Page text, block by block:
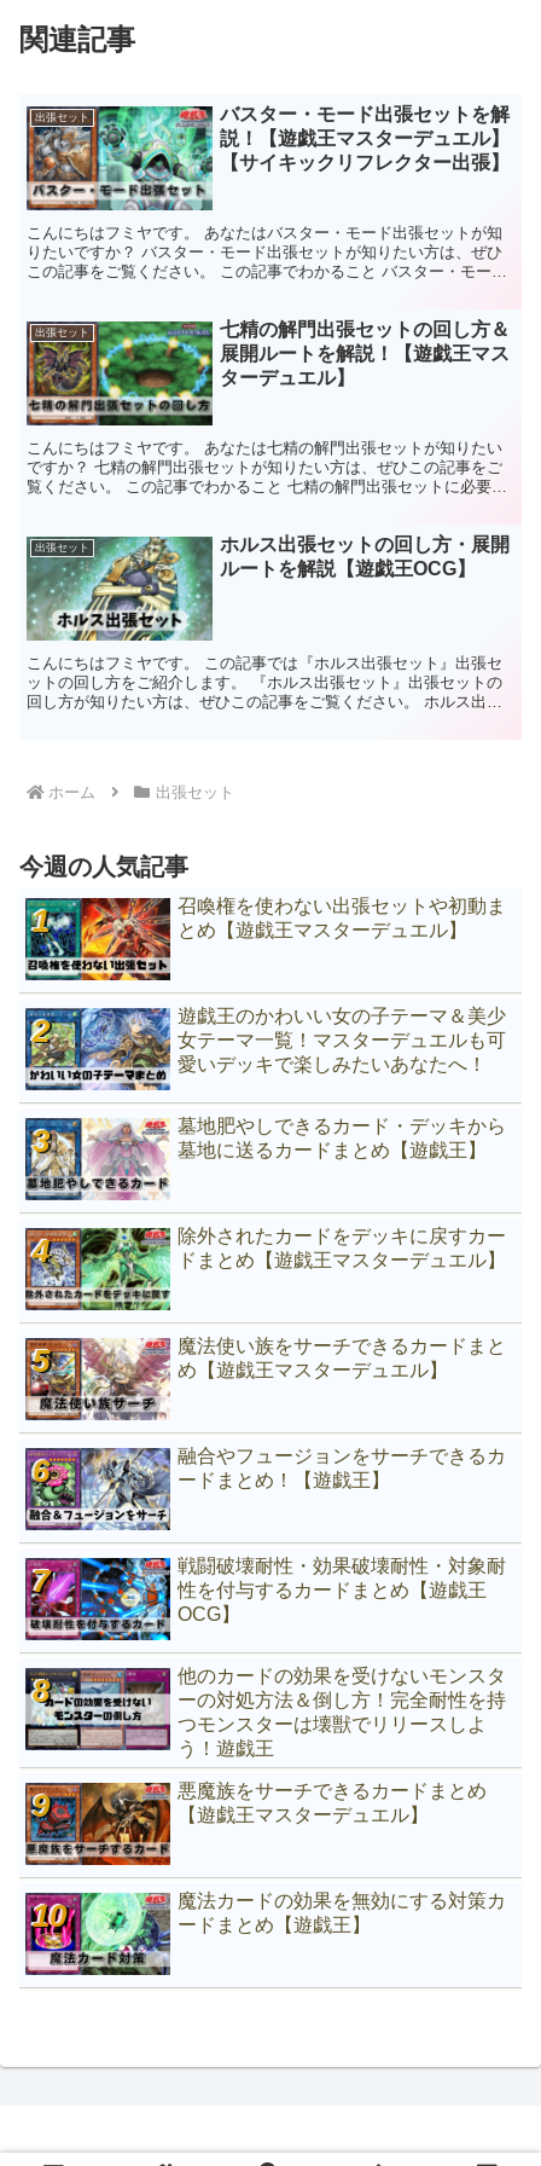
関連記事
出張セット
バスター・モード出張セットを解
説！【遊戯王マスターデュエル】
【サイキックリフレクター出張】
こんにちはフミヤです。 あなたはバスター・モード出張セットが知
りたいですか？ バスター・モード出張セットが知りたい方は、ぜひ
この記事をご覧ください。 この記事でわかること バスター・モード
出張セット
七精の解門出張セットの回し方＆
展開ルートを解説！【遊戯王マス
ターデュエル】
こんにちはフミヤです。 あなたは七精の解門出張セットが知りたい
ですか？ 七精の解門出張セットが知りたい方は、ぜひこの記事をご
覧ください。 この記事でわかること 七精の解門出張セットに必要な
出張セット
ホルス出張セットの回し方・展開
ルートを解説【遊戯王OCG】
こんにちはフミヤです。 この記事では『ホルス出張セット』出張セ
ットの回し方をご紹介します。 『ホルス出張セット』出張セットの
回し方が知りたい方は、ぜひこの記事をご覧ください。 ホルス出張
ホーム 出張セット
今週の人気記事
召喚権を使わない出張セットや初動ま
とめ【遊戯王マスターデュエル】
遊戯王のかわいい女の子テーマ＆美少
女テーマ一覧！マスターデュエルも可
愛いデッキで楽しみたいあなたへ！
墓地肥やしできるカード・デッキから
墓地に送るカードまとめ【遊戯王】
除外されたカードをデッキに戻すカー
ドまとめ【遊戯王マスターデュエル】
魔法使い族をサーチできるカードまと
め【遊戯王マスターデュエル】
融合やフュージョンをサーチできるカ
ードまとめ！【遊戯王】
戦闘破壊耐性・効果破壊耐性・対象耐
性を付与するカードまとめ【遊戯王
OCG】
他のカードの効果を受けないモンスタ
ーの対処方法＆倒し方！完全耐性を持
つモンスターは壊獣でリリースしよ
う！遊戯王
悪魔族をサーチできるカードまとめ
【遊戯王マスターデュエル】
魔法カードの効果を無効にする対策カ
ードまとめ【遊戯王】